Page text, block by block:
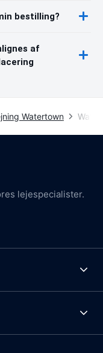
bestilling?
af
Watertown
lejespecialister.